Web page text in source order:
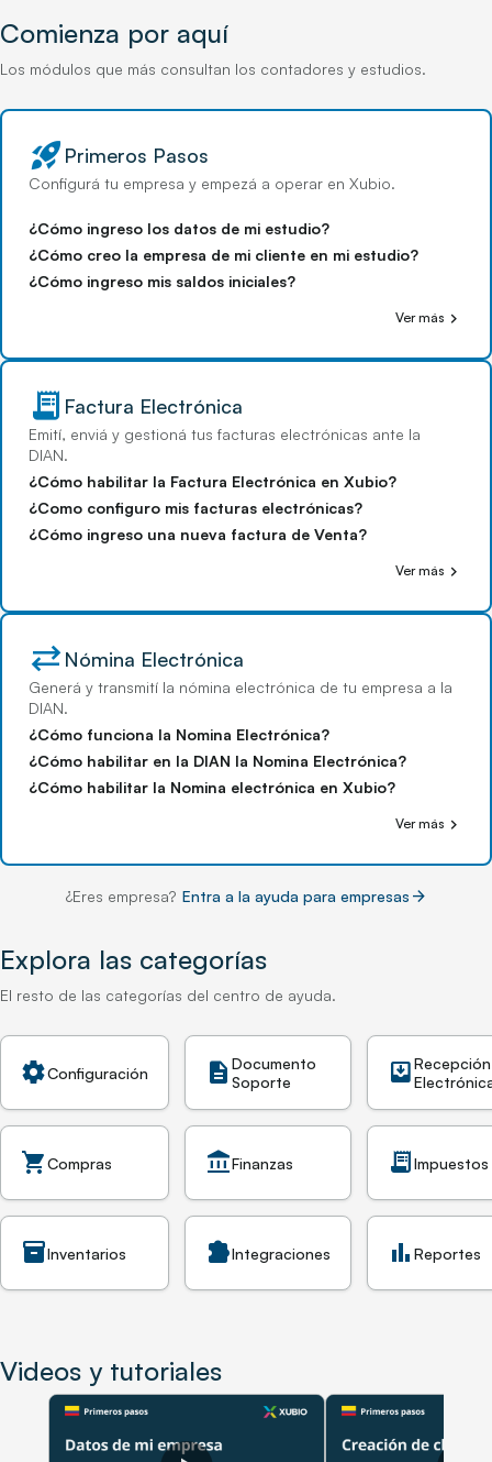
Comienza por aquí
Los módulos que más consultan los contadores y estudios.
rocket_launch Primeros Pasos
Configurá tu empresa y empezá a operar en Xubio.
¿Cómo ingreso los datos de mi estudio?
¿Cómo creo la empresa de mi cliente en mi estudio?
¿Cómo ingreso mis saldos iniciales?
Ver más chevron_right
receipt_long Factura Electrónica
Emití, enviá y gestioná tus facturas electrónicas ante la
DIAN.
¿Cómo habilitar la Factura Electrónica en Xubio?
¿Como configuro mis facturas electrónicas?
¿Cómo ingreso una nueva factura de Venta?
Ver más chevron_right
sync_altNómina Electrónica
Generá y transmití la nómina electrónica de tu empresa a la
DIAN.
¿Cómo funciona la Nomina Electrónica?
¿Cómo habilitar en la DIAN la Nomina Electrónica?
¿Cómo habilitar la Nomina electrónica en Xubio?
Ver más chevron_right
¿Eres empresa? Entra a la ayuda para empresas arrow_forward
Explora las categorías
El resto de las categorías del centro de ayuda.
settingsConfiguración description Documento
Soporte
move_to_inboxRecepción
shopping_cartCompras account_balanceFinanzas receipt_longImpuestos
inventory_2Inventarios extensionIntegraciones bar_chart Reportes
Videos y tutoriales